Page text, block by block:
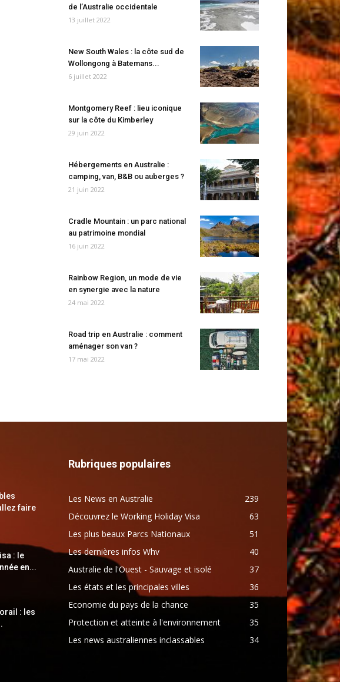
de l’Australie occidentale
13 juillet 2022
New South Wales : la côte sud de
Wollongong à Batemans...
6 juillet 2022
Montgomery Reef : lieu iconique
sur la côte du Kimberley
29 juin 2022
Hébergements en Australie :
camping, van, B&B ou auberges ?
21 juin 2022
Cradle Mountain : un parc national
au patrimoine mondial
16 juin 2022
Rainbow Region, un mode de vie
en synergie avec la nature
24 mai 2022
Road trip en Australie : comment
aménager son van ?
17 mai 2022
faire
: le
en...
: les
Rubriques populaires
Les News en Australie
239
Découvrez le Working Holiday Visa
63
Les plus beaux Parcs Nationaux
51
Les dernières infos Whv
40
Australie de l'Ouest - Sauvage et isolé
37
Les états et les principales villes
36
Economie du pays de la chance
35
Protection et atteinte à l'environnement
35
Les news australiennes inclassables
34